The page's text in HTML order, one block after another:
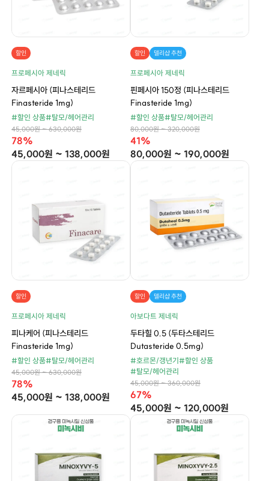
할인
프로페시아 제네릭
자르페시아 (피나스테리드
Finasteride 1mg)
#할인 상품#탈모/헤어관리
45,000원 ~ 630,000원
78%
45,000원 ~ 138,000원
할인 델리샵 추천
프로페시아 제네릭
핀페시아 150정 (피나스테리드
Finasteride 1mg)
#할인 상품#탈모/헤어관리
80,000원 ~ 320,000원
41%
80,000원 ~ 190,000원
할인
프로페시아 제네릭
피나케어 (피나스테리드
Finasteride 1mg)
#할인 상품#탈모/헤어관리
45,000원 ~ 630,000원
78%
45,000원 ~ 138,000원
할인 델리샵 추천
아보다트 제네릭
두타힐 0.5 (두타스테리드
Dutasteride 0.5mg)
#호르몬/갱년기 #할인 상품
#탈모/헤어관리
45,000원 ~ 360,000원
67%
45,000원 ~ 120,000원